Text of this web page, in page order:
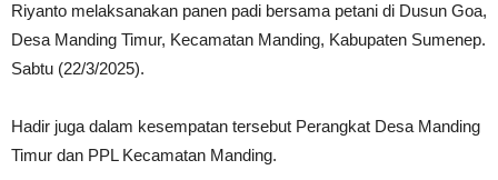
Riyanto melaksanakan panen padi bersama petani di Dusun Goa,
Desa Manding Timur, Kecamatan Manding, Kabupaten Sumenep.
Sabtu (22/3/2025).
Hadir juga dalam kesempatan tersebut Perangkat Desa Manding
Timur dan PPL Kecamatan Manding.